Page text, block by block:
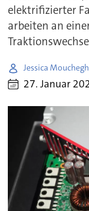
elektrifizierter
arbeiten an
Jessica Mouchegh
27. Januar